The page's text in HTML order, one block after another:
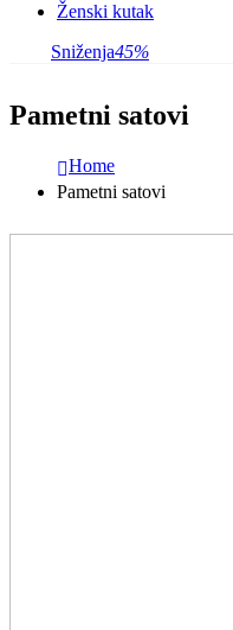
Ženski kutak
Sniženja45%
Pametni satovi
Home
Pametni satovi